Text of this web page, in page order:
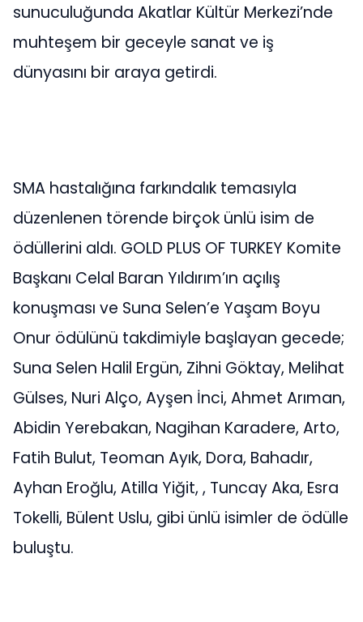
sunuculuğunda Akatlar Kültür Merkezi’nde
muhteşem bir geceyle sanat ve iş
dünyasını bir araya getirdi.
SMA hastalığına farkındalık temasıyla
düzenlenen törende birçok ünlü isim de
ödüllerini aldı. GOLD PLUS OF TURKEY Komite
Başkanı Celal Baran Yıldırım’ın açılış
konuşması ve Suna Selen’e Yaşam Boyu
Onur ödülünü takdimiyle başlayan gecede;
Suna Selen Halil Ergün, Zihni Göktay, Melihat
Gülses, Nuri Alço, Ayşen İnci, Ahmet Arıman,
Abidin Yerebakan, Nagihan Karadere, Arto,
Fatih Bulut, Teoman Ayık, Dora, Bahadır,
Ayhan Eroğlu, Atilla Yiğit, , Tuncay Aka, Esra
Tokelli, Bülent Uslu, gibi ünlü isimler de ödülle
buluştu.